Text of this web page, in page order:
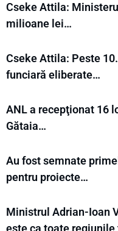
Cseke Attila:
milioane lei…
Cseke Attila: Peste
funciară eliberate…
ANL a recepţionat 16
Gătaia…
Au fost semnate
pentru proiecte…
Ministrul Adrian-Ioan
este ca toate